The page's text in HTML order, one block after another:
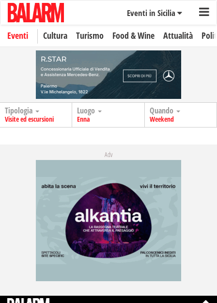
Eventi in Sicilia
Eventi Cultura Turismo Food & Wine Attualità
Tipologia
Visite ed escursioni
Luogo
Enna
Quando
Weekend
Adv